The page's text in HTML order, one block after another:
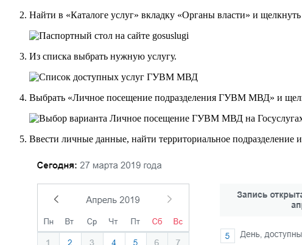
Найти в «Каталоге услуг» вкладку «Органы власти» и
Из списка выбрать нужную услугу.
Выбрать «Личное посещение подразделения ГУВМ МВД» и
Ввести личные данные, найти территориальное подразделение